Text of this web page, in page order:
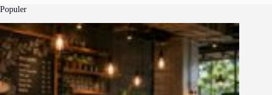
Populer